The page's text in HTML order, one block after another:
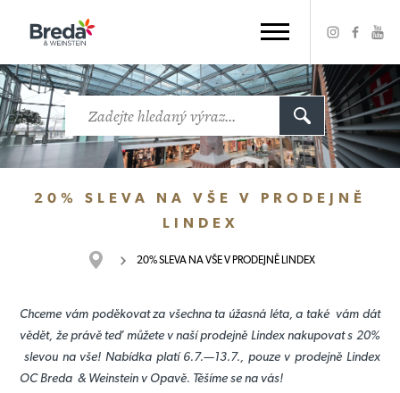
20% SLEVA NA VŠE V PRODEJNĚ
LINDEX
20% SLEVA NA VŠE V PRODEJNĚ LINDEX
Chceme vám poděkovat za všechna ta úžasná léta, a také vám dát
vědět, že právě teď můžete v naší prodejně Lindex nakupovat s 20%
slevou na vše! Nabídka platí 6.7.—13.7., pouze v prodejně Lindex
OC Breda & Weinstein v Opavě. Těšíme se na vás!